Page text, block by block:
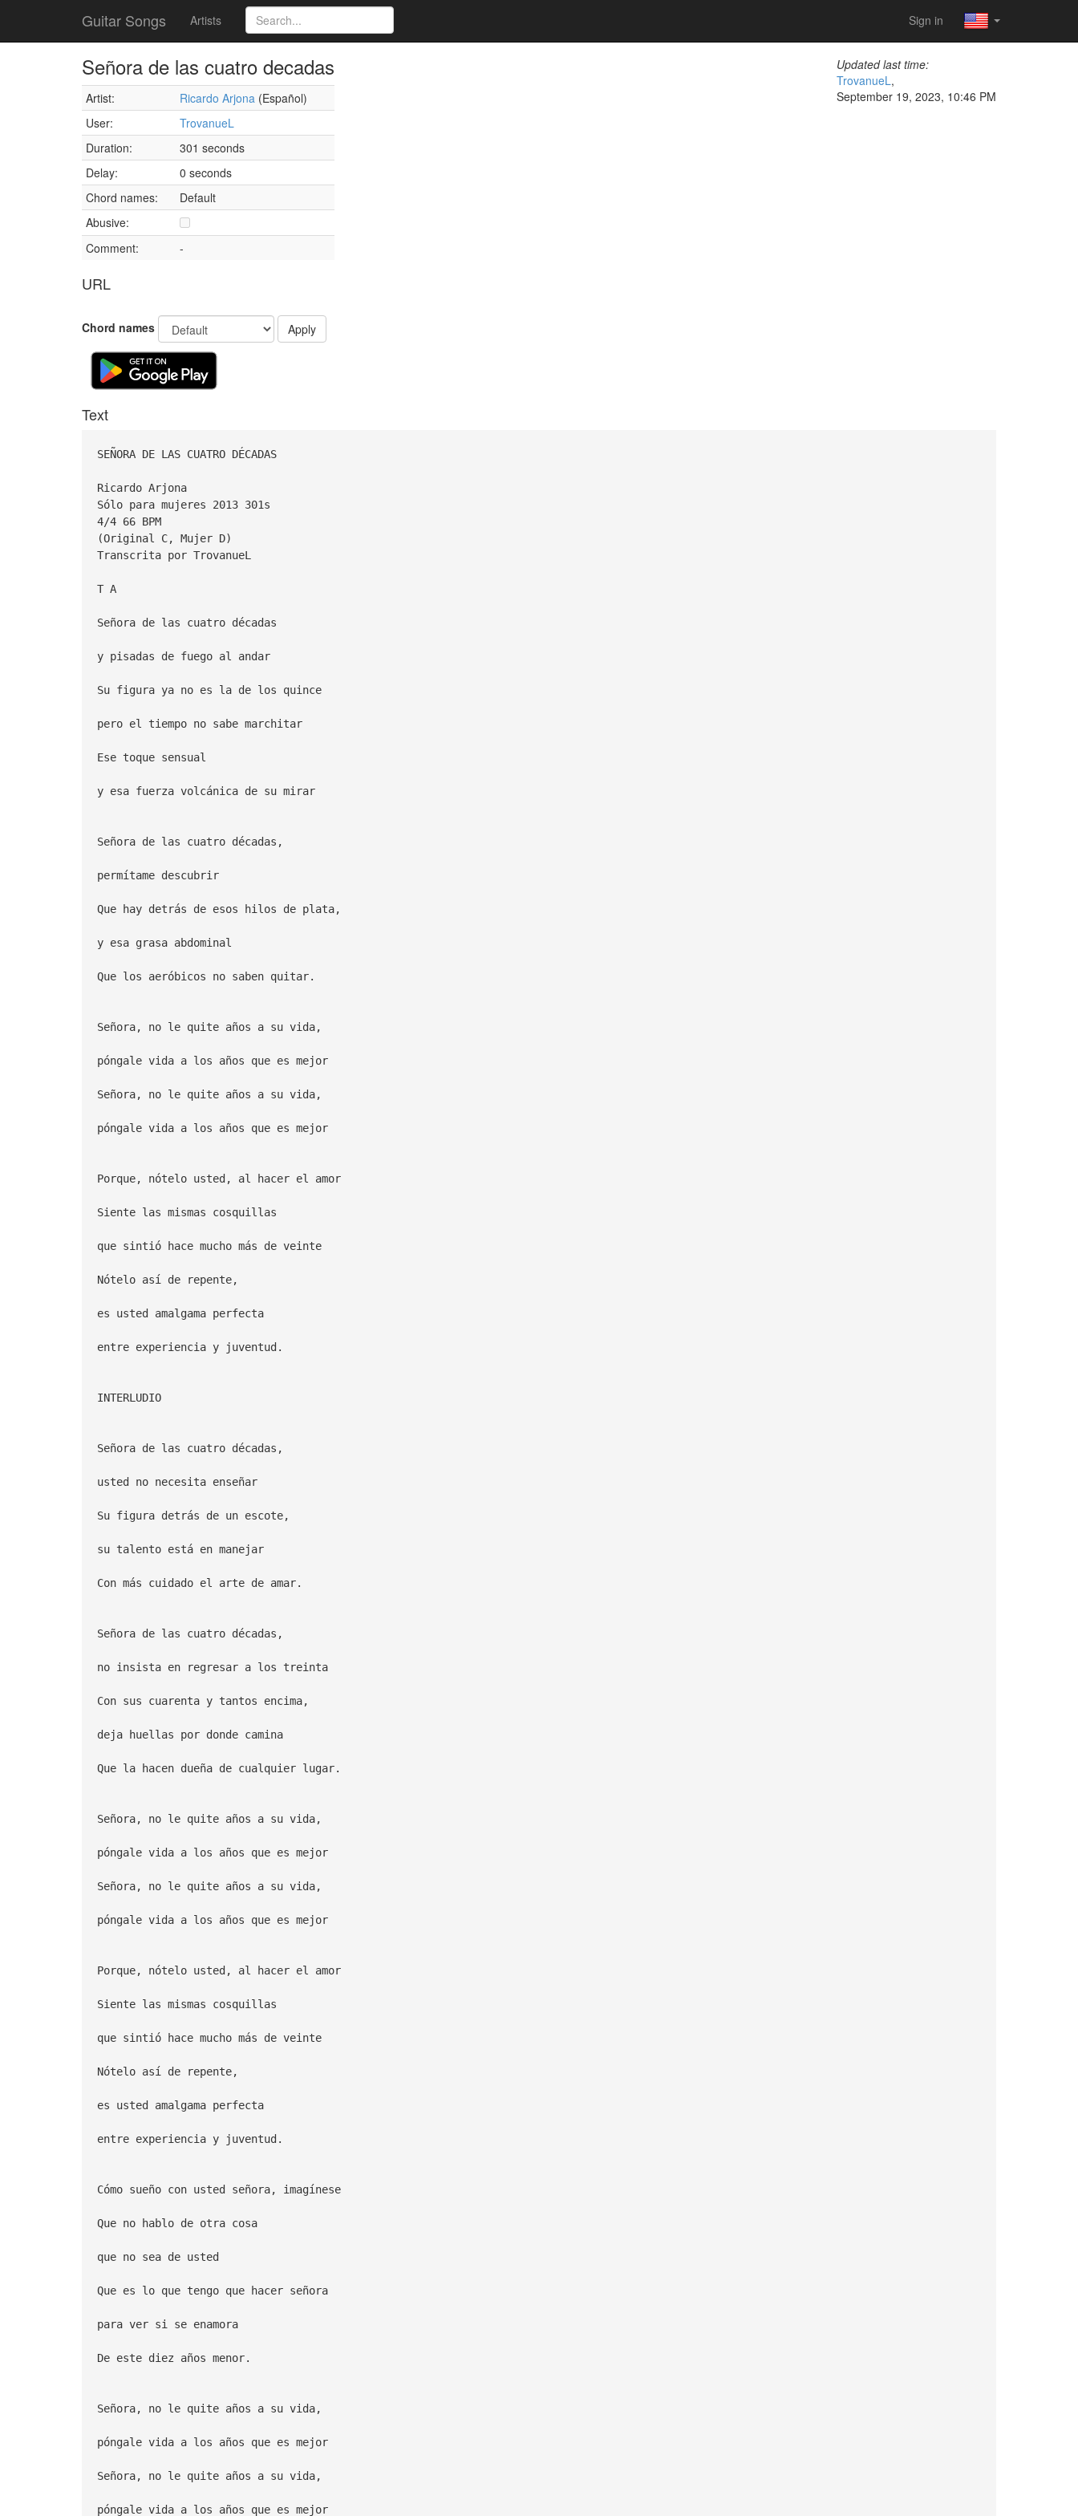
Guitar Songs Artists Sign in
Señora de las cuatro decadas
Artist: Ricardo Arjona (Español)
User:
TrovanueL
Duration:
301 seconds
Delay:
0 seconds
Chord names:
Default
Abusive:
Comment:
-
URL
Updated last time:
TrovanueL,
September 19, 2023, 10:46 PM
Chord names Apply
Text
SEÑORA DE LAS CUATRO DÉCADAS
Ricardo Arjona
Sólo para mujeres 2013 301s
4/4 66 BPM
(Original C, Mujer D)
Transcrita por TrovanueL
T A
Señora de las cuatro décadas
y pisadas de fuego al andar
Su figura ya no es la de los quince
pero el tiempo no sabe marchitar
Ese toque sensual
y esa fuerza volcánica de su mirar
Señora de las cuatro décadas,
permítame descubrir
Que hay detrás de esos hilos de plata,
y esa grasa abdominal
Que los aeróbicos no saben quitar.
Señora, no le quite años a su vida,
póngale vida a los años que es mejor
Señora, no le quite años a su vida,
póngale vida a los años que es mejor
Porque, nótelo usted, al hacer el amor
Siente las mismas cosquillas
que sintió hace mucho más de veinte
Nótelo así de repente,
es usted amalgama perfecta
entre experiencia y juventud.
INTERLUDIO
Señora de las cuatro décadas,
usted no necesita enseñar
Su figura detrás de un escote,
su talento está en manejar
Con más cuidado el arte de amar.
Señora de las cuatro décadas,
no insista en regresar a los treinta
Con sus cuarenta y tantos encima,
deja huellas por donde camina
Que la hacen dueña de cualquier lugar.
Señora, no le quite años a su vida,
póngale vida a los años que es mejor
Señora, no le quite años a su vida,
póngale vida a los años que es mejor
Porque, nótelo usted, al hacer el amor
Siente las mismas cosquillas
que sintió hace mucho más de veinte
Nótelo así de repente,
es usted amalgama perfecta
entre experiencia y juventud.
Cómo sueño con usted señora, imagínese
Que no hablo de otra cosa
que no sea de usted
Que es lo que tengo que hacer señora
para ver si se enamora
De este diez años menor.
Señora, no le quite años a su vida,
póngale vida a los años que es mejor
Señora, no le quite años a su vida,
póngale vida a los años que es mejor